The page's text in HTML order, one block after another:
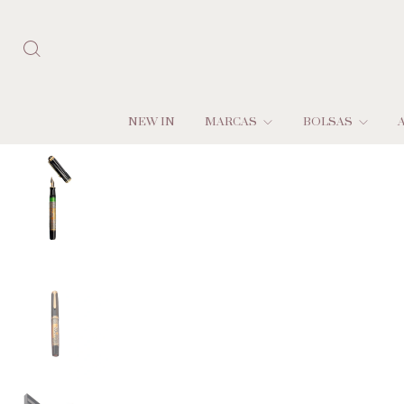
NEW IN MARCAS BOLSAS